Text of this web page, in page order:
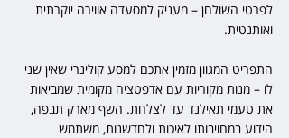
לפרטי השולחן – מעניק למסעדה אווירה יוקרתית
ואותנטית.
התפריט המגוון מזמין אתכם למסע קולינרי שאין שני
לו – מנות מקוריות עם אדפטציה מקומית שמביאות
את טעמי תאילנד עד לצלחת. השף מארק תבפה,
הידוע במחויבותו לאיכות ולחדשנות, משתמש